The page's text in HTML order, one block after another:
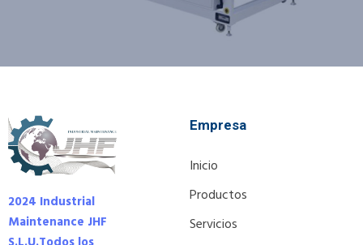
2024 Industrial
Maintenance JHF
Empresa
Inicio
Productos
Servicios